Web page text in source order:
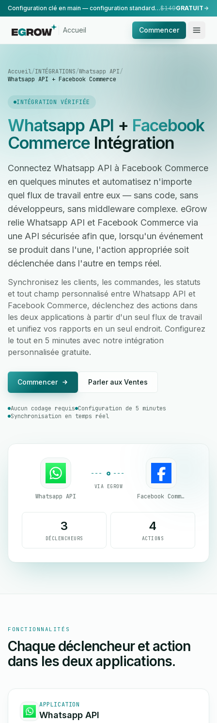
Configuration clé en main — configuration standard, réalisée par notre équipe.$149GRATUIT
Accueil Commencer
Accueil/INTÉGRATIONS/Whatsapp API/
Whatsapp API + Facebook Commerce
INTÉGRATION VÉRIFIÉE
Whatsapp API + Facebook
CommerceIntégration
Connectez Whatsapp API à Facebook Commerce
en quelques minutes et automatisez n'importe
quel flux de travail entre eux — sans code, sans
développeurs, sans middleware complexe. eGrow
relie Whatsapp API et Facebook Commerce via
une API sécurisée afin que, lorsqu'un événement
se produit dans l'une, l'action appropriée soit
déclenchée dans l'autre en temps réel.
Synchronisez les clients, les commandes, les statuts
et tout champ personnalisé entre Whatsapp API et
Facebook Commerce, déclenchez des actions dans
les deux applications à partir d'un seul flux de travail
et unifiez vos rapports en un seul endroit. Configurez
le tout en 5 minutes avec notre intégration
personnalisée gratuite.
Commencer Parler aux Ventes
Aucun codage requis Configuration de 5 minutes
Synchronisation en temps réel
Whatsapp API
VIA EGROW
Facebook Commerce
3
DÉCLENCHEURS
4
ACTIONS
FONCTIONNALITÉS
Chaque déclencheur et action
dans les deux applications.
APPLICATION
Whatsapp API